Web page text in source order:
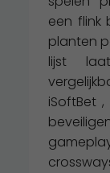
een flink
planten
lijst
iSoftBet